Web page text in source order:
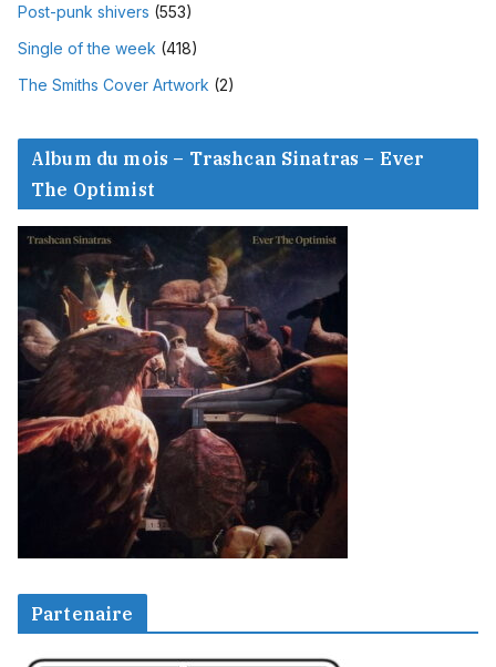
Post-punk shivers (553)
Single of the week (418)
The Smiths Cover Artwork (2)
Album du mois – Trashcan Sinatras – Ever
The Optimist
Partenaire